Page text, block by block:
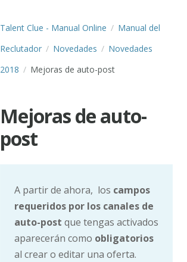
Talent Clue - Manual Online
Manual del
Reclutador
Novedades
Novedades
2018
Mejoras de auto-post
Mejoras de auto-
post
A partir de ahora, los campos
requeridos por los canales de
auto-post que tengas activados
aparecerán como obligatorios
al crear o editar una oferta.